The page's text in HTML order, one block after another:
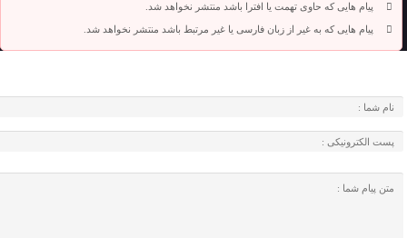
پیام هایی که حاوی تهمت یا افترا باشد منتشر نخواهد شد.
پیام هایی که به غیر از زبان فارسی یا غیر مرتبط باشد منتشر نخواهد شد.